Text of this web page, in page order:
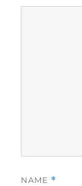
NAME *